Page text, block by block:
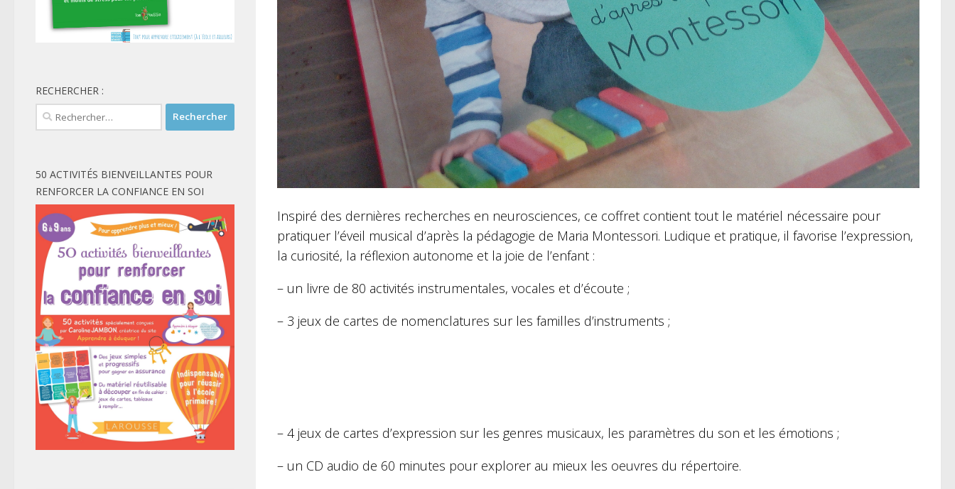
Inspiré des dernières recherches en neurosciences, ce coffret contient tout le matériel nécessaire pour
pratiquer l’éveil musical d’après la pédagogie de Maria Montessori. Ludique et pratique, il favorise l’expression,
la curiosité, la réflexion autonome et la joie de l’enfant :
– un livre de 80 activités instrumentales, vocales et d’écoute ;
– 3 jeux de cartes de nomenclatures sur les familles d’instruments ;
– 4 jeux de cartes d’expression sur les genres musicaux, les paramètres du son et les émotions ;
– un CD audio de 60 minutes pour explorer au mieux les oeuvres du répertoire.
RECHERCHER :
Rechercher :
50 ACTIVITÉS BIENVEILLANTES POUR
RENFORCER LA CONFIANCE EN SOI